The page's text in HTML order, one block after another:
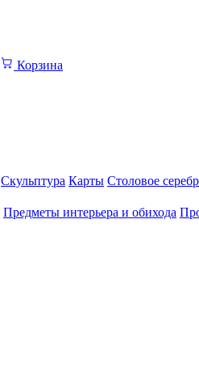
Корзина
Скульптура Карты Столовое
Предметы интерьера и обихода